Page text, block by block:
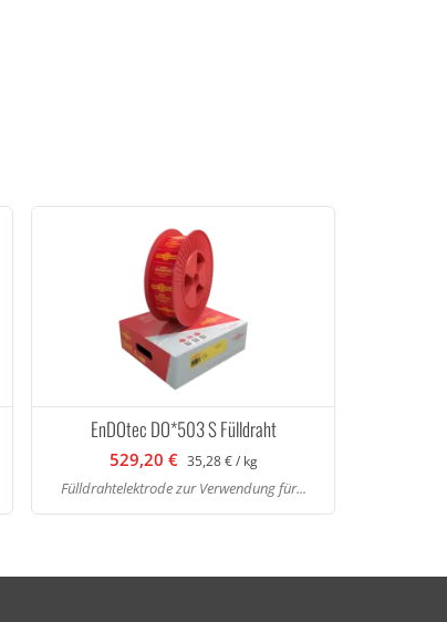
EnDOtec DO*503 S Fülldraht
529,20 € 35,28 € / kg
Fülldrahtelektrode zur Verwendung für...